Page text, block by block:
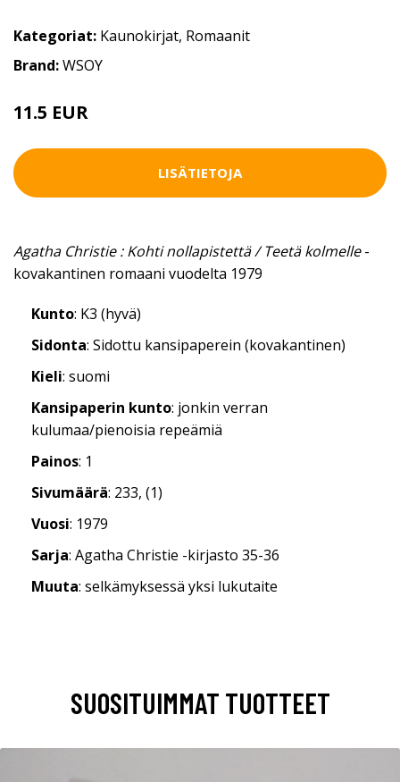
Kategoriat: Kaunokirjat, Romaanit
Brand:WSOY
11.5 EUR
LISÄTIETOJA
Agatha Christie : Kohti nollapistettä / Teetä kolmelle-
kovakantinen romaani vuodelta 1979
Kunto: K3 (hyvä)
Sidonta: Sidottu kansipaperein (kovakantinen)
Kieli: suomi
Kansipaperin kunto: jonkin verran
kulumaa/pienoisia repeämiä
Painos: 1
Sivumäärä: 233, (1)
Vuosi: 1979
Sarja: Agatha Christie -kirjasto 35-36
Muuta: selkämyksessä yksi lukutaite
SUOSITUIMMAT TUOTTEET